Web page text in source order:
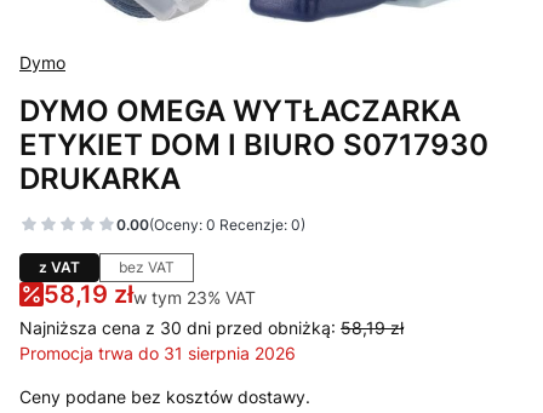
Dymo
DYMO OMEGA WYTŁACZARKA
ETYKIET DOM I BIURO S0717930
DRUKARKA
0.00(Oceny: 0 Recenzje: 0)
z VAT bez VAT
58,19 złw tym 23% VAT
w tym 23% VAT
Najniższa cena z 30 dni przed obniżką: 58,19 zł
Promocja trwa do 31 sierpnia 2026
Ceny podane bez kosztów dostawy.